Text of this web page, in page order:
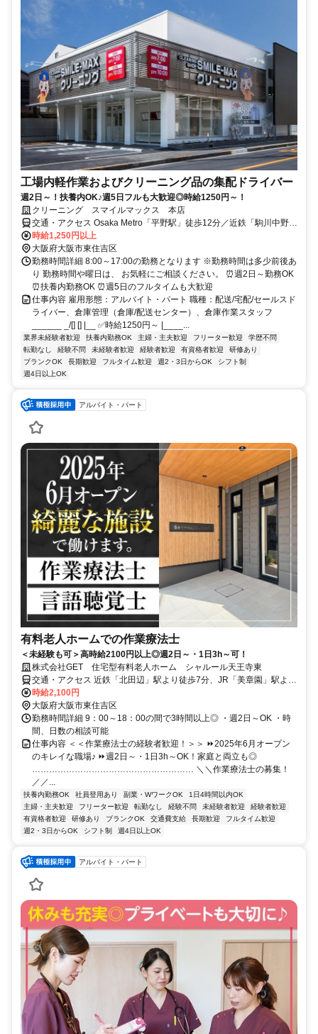
工場内軽作業およびクリーニング品の集配ドライバー
週2日～！扶養内OK♪週5日フルも大歓迎◎時給1250円～！
クリーニング スマイルマックス 本店
交通・アクセス Osaka Metro「平野駅」徒歩12分／近鉄「駒川中野
駅」徒歩12分／近鉄「今川駅」徒歩14分 ※自転車通勤ＯＫ
時給1,250円以上
大阪府大阪市東住吉区
勤務時間詳細 8:00～17:00の勤務となります ※勤務時間は多少前後あ
り 勤務時間や曜日は、 お気軽にご相談ください。 ⏰週2日～勤務OK
⏰扶養内勤務OK ⏰週5日のフルタイムも大歓迎
仕事内容 雇用形態：アルバイト・パート 職種：配送/宅配/セールスド
ライバー、倉庫管理（倉庫/配送センター）、倉庫作業スタッフ
______ _/[] [] |__ ✅時給1250円～ |____...
業界未経験者歓迎 扶養内勤務OK 主婦・主夫歓迎 フリーター歓迎
学歴不問
転勤なし
経験不問 未経験者歓迎 経験者歓迎 有資格者歓迎
研修あり
ブランクOK
長期歓迎 フルタイム歓迎 週2・3日からOK
シフト制
週4日以上OK
アルバイト・パート
有料老人ホームでの作業療法士
＜未経験も可＞高時給2100円以上◎週2日～・1日3h～可！
株式会社GET 住宅型有料老人ホーム シャルール天王寺東
交通・アクセス 近鉄「北田辺」駅より徒歩7分、JR「美章園」駅より
徒歩9分
時給2,100円
大阪府大阪市東住吉区
勤務時間詳細 9：00～18：00の間で3時間以上◎ ・週2日～OK ・時
間、日数の相談可能
仕事内容 ＜＜作業療法士の経験者歓迎！＞＞ ⏩2025年6月オープン
のキレイな職場♪ ⏩週2日～・1日3h～OK！家庭と両立も◎
………………………………………………… ＼＼作業療法士の募集！
／／...
扶養内勤務OK 社員登用あり 副業・WワークOK
1日4時間以内OK
主婦・主夫歓迎
フリーター歓迎 転勤なし 経験不問 未経験者歓迎
経験者歓迎
有資格者歓迎
研修あり ブランクOK 交通費支給 長期歓迎
フルタイム歓迎
週2・3日からOK
シフト制 週4日以上OK
アルバイト・パート